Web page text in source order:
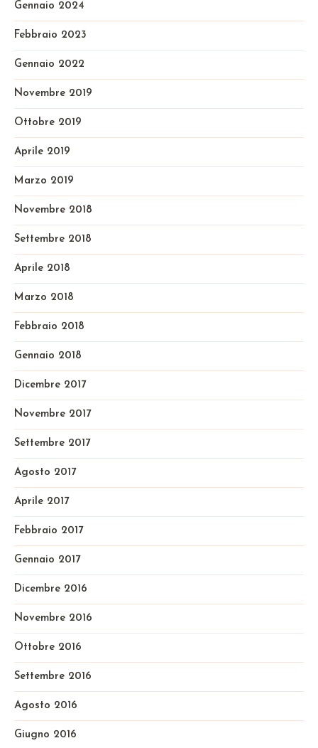
Gennaio 2024
Febbraio 2023
Gennaio 2022
Novembre 2019
Ottobre 2019
Aprile 2019
Marzo 2019
Novembre 2018
Settembre 2018
Aprile 2018
Marzo 2018
Febbraio 2018
Gennaio 2018
Dicembre 2017
Novembre 2017
Settembre 2017
Agosto 2017
Aprile 2017
Febbraio 2017
Gennaio 2017
Dicembre 2016
Novembre 2016
Ottobre 2016
Settembre 2016
Agosto 2016
Giugno 2016